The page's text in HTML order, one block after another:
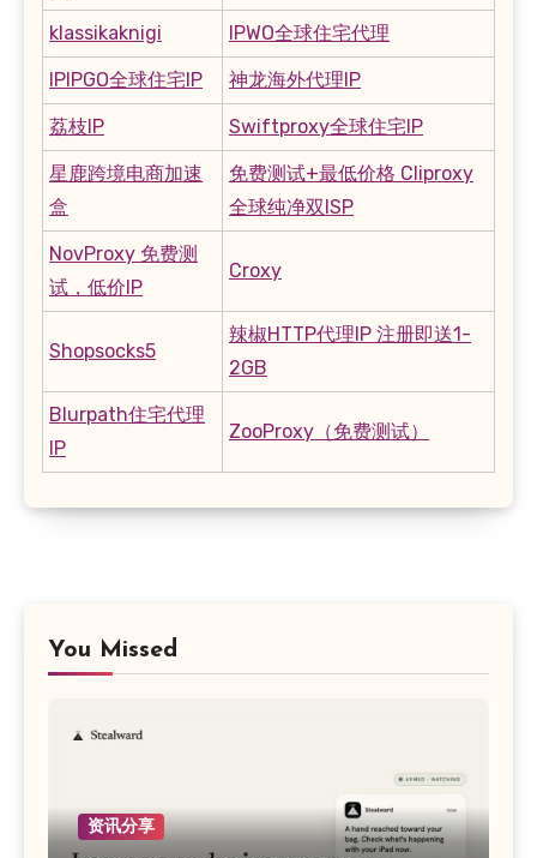
klassikaknigi IPWO全球住宅代理
IPIPGO全球住宅IP 神龙海外代理IP
荔枝IP Swiftproxy全球住宅IP
星鹿跨境电商加速
盒
免费测试+最低价格 Cliproxy
全球纯净双ISP
NovProxy 免费测
试，低价IP
Croxy
Shopsocks5
辣椒HTTP代理IP 注册即送1-
2GB
Blurpath住宅代理
IP
ZooProxy（免费测试）
You Missed
资讯分享